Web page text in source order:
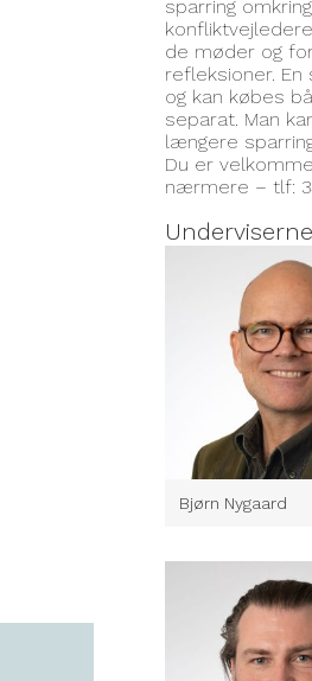
sparring
de møder og
refleksioner. En
og kan købes
separat. Man
længere
Du er
nærmere – tlf:
Underviserne
Bjørn Nygaard